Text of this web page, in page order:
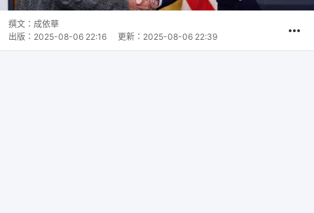
撰文： 成依華
出版： 2025-08-06 22:16 更新： 2025-08-06 22:39